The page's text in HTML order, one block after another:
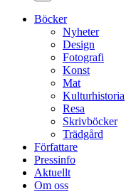
Böcker
Nyheter
Design
Fotografi
Konst
Mat
Kulturhistoria
Resa
Skrivböcker
Trädgård
Författare
Pressinfo
Aktuellt
Om oss